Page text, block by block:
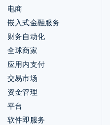
电商
嵌入式金融服务
财务自动化
全球商家
应用内支付
交易市场
资金管理
平台
软件即服务